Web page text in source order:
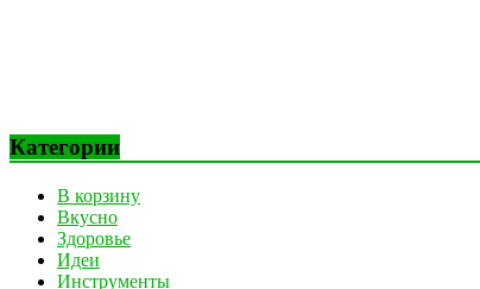
Категории
В корзину
Вкусно
Здоровье
Идеи
Инструменты